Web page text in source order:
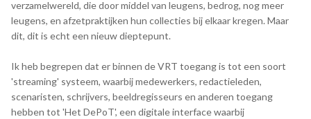
verzamelwereld, die door middel van leugens, bedrog, nog meer
leugens, en afzetpraktijken hun collecties bij elkaar kregen. Maar
dit, dit is echt een nieuw dieptepunt.
Ik heb begrepen dat er binnen de VRT toegang is tot een soort
'streaming' systeem, waarbij medewerkers, redactieleden,
scenaristen, schrijvers, beeldregisseurs en anderen toegang
hebben tot 'Het DePoT', een digitale interface waarbij